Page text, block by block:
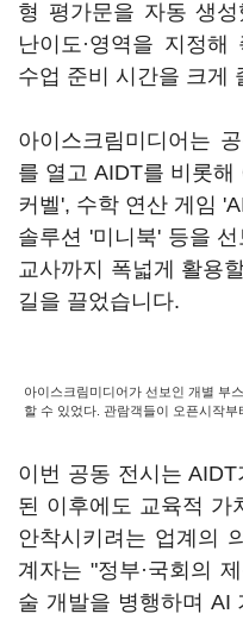
형 평가문을 자동 생
난이도·영역을 지정
수업 준비 시간을 크게
아이스크림미디어는
를 열고 AIDT를 비롯
커벨', 수학 연산 게임
솔루션 '미니북' 등을
교사까지 폭넓게 활용
길을 끌었습니다.
아이스크림미디어가 선보인 개별 부
할 수 있었다. 관람객들이 오픈시작
이번 공동 전시는
된 이후에도 교육적 가
안착시키려는 업계의
계자는 "정부·국회의
술 개발을 병행하며 AI